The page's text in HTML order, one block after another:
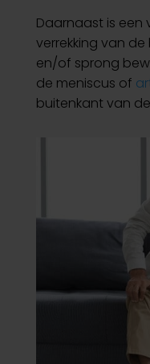
Daarnaast is een
verrekking van
en/of sprong
de meniscus of
buitenkant van